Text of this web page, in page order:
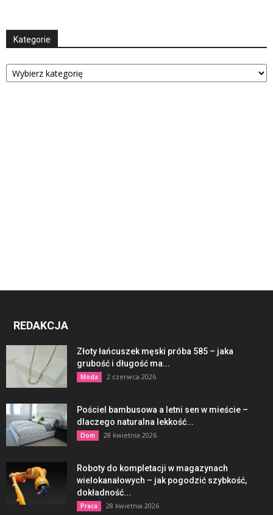
Kategorie
Kategorie
REDAKCJA
Złoty łańcuszek męski próba 585 – jaka
grubość i długość ma...
Moda 2 czerwca 2026
Pościel bambusowa a letni sen w mieście –
dlaczego naturalna lekkość...
Dom 28 kwietnia 2026
Roboty do kompletacji w magazynach
wielokanałowych – jak pogodzić szybkość,
dokładność...
Praca 28 kwietnia 2026